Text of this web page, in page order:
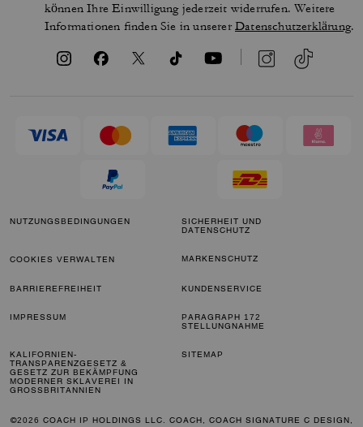
können Ihre Einwilligung jederzeit widerrufen. Weitere
Informationen finden Sie in unsererDatenschutzerklärung.
NUTZUNGSBEDINGUNGEN
SICHERHEIT UND
DATENSCHUTZ
COOKIES VERWALTEN MARKENSCHUTZ
BARRIEREFREIHEIT KUNDENSERVICE
IMPRESSUM
PARAGRAPH 172
STELLUNGNAHME
KALIFORNIEN-
TRANSPARENZGESETZ &
GESETZ ZUR BEKÄMPFUNG
MODERNER SKLAVEREI IN
GROSSBRITANNIEN
SITEMAP
©2026 COACH IP HOLDINGS LLC. COACH, COACH SIGNATURE C DESIGN,